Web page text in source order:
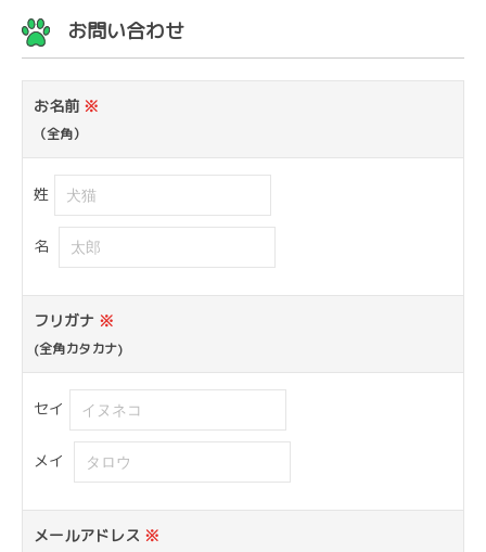
お問い合わせ
お名前 ※
（全角）
姓
名
フリガナ ※
(全角カタカナ)
セイ
メイ
メールアドレス ※